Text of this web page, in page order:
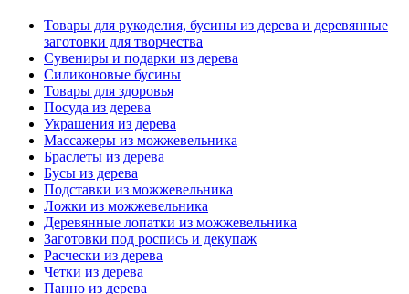
Товары для рукоделия, бусины из дерева и деревянные
заготовки для творчества
Сувениры и подарки из дерева
Силиконовые бусины
Товары для здоровья
Посуда из дерева
Украшения из дерева
Массажеры из можжевельника
Браслеты из дерева
Бусы из дерева
Подставки из можжевельника
Ложки из можжевельника
Деревянные лопатки из можжевельника
Заготовки под роспись и декупаж
Расчески из дерева
Четки из дерева
Панно из дерева